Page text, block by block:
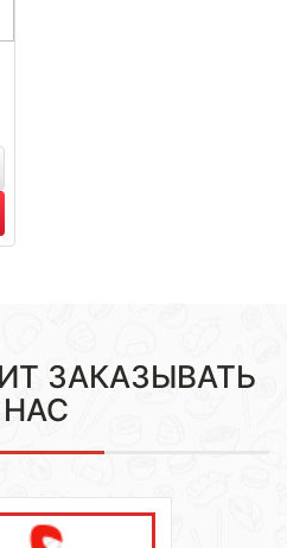
ЗАКАЗЫВАТЬ